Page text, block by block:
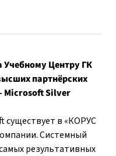
Центру ГК
партнёрских
Microsoft Silver
существует в «КОРУС
Системный
результативных